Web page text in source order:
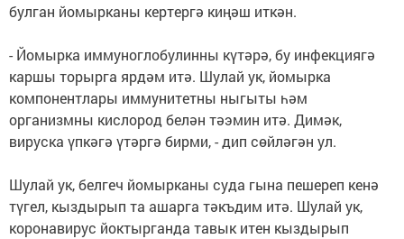
булган йомырканы кертергә киңәш иткән.
- Йомырка иммуноглобулинны күтәрә, бу инфекциягә
каршы торырга ярдәм итә. Шулай ук, йомырка
компонентлары иммунитетны ныгыты һәм
организмны кислород белән тәэмин итә. Димәк,
вируска үпкәгә үтәргә бирми, - дип сөйләгән ул.
Шулай ук, белгеч йомырканы суда гына пешереп кенә
түгел, кыздырып та ашарга тәкъдим итә. Шулай ук,
коронавирус йоктырганда тавык итен кыздырып